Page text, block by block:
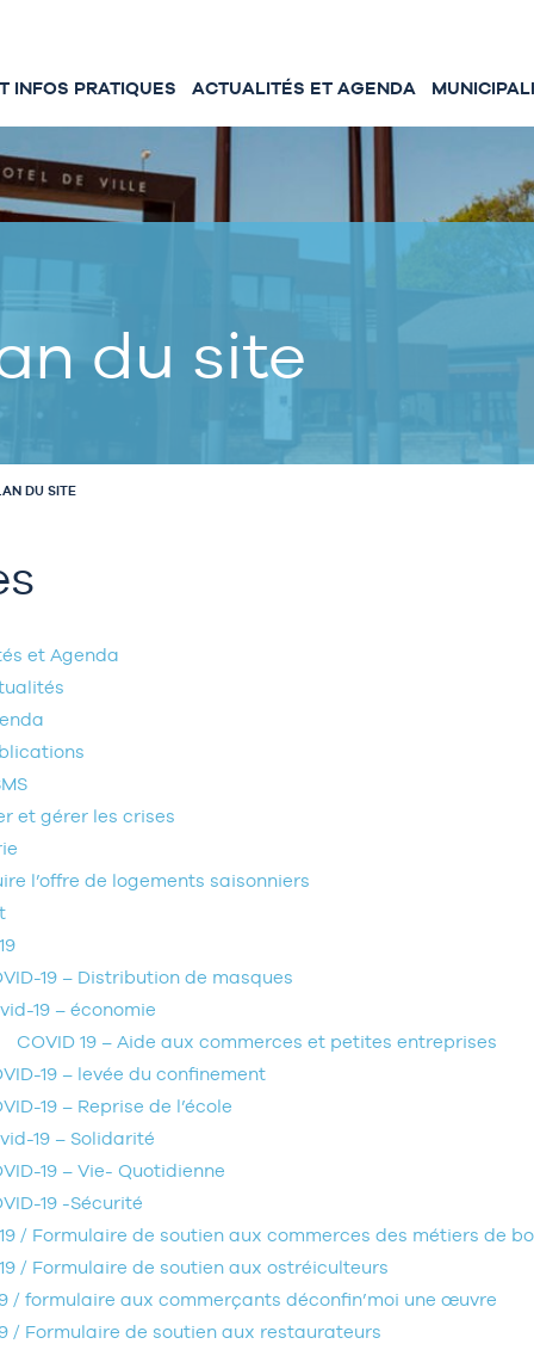
INFOS PRATIQUES ACTUALITÉS ET AGENDA
du site
DU SITE
et Agenda
et gérer les crises
l’offre de logements saisonniers
19 – Distribution de masques
19 – économie
COVID 19 – Aide aux commerces et petites entreprises
19 – levée du confinement
19 – Reprise de l’école
19 – Solidarité
19 – Vie- Quotidienne
19 -Sécurité
/ Formulaire de soutien aux commerces des métiers de
/ Formulaire de soutien aux ostréiculteurs
/ formulaire aux commerçants déconfin’moi une œuvre
/ Formulaire de soutien aux restaurateurs